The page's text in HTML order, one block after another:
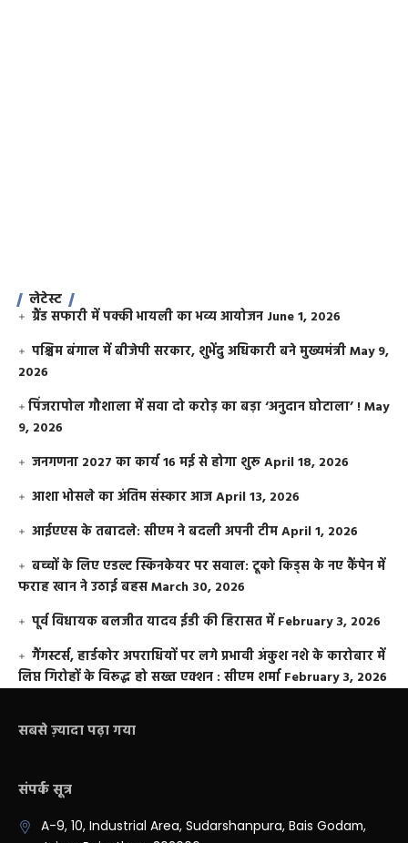
लेटेस्ट
ग्रैंड सफारी में पक्की भायली का भव्य आयोजन June 1, 2026
पश्चिम बंगाल में बीजेपी सरकार, शुभेंदु अधिकारी बने मुख्यमंत्रीMay 9,
2026
​पिंजरापोल गौशाला में सवा दो करोड़ का बड़ा ‘अनुदान घोटाला’ !May
9, 2026
जनगणना 2027 का कार्य 16 मई से होगा शुरूApril 18, 2026
आशा भोसले का अंतिम संस्कार आजApril 13, 2026
आईएएस के तबादले: सीएम ने बदली अपनी टीमApril 1, 2026
बच्चों के लिए एडल्ट स्किनकेयर पर सवाल: टूको किड्स के नए कैंपेन में
फराह खान ने उठाई बहसMarch 30, 2026
पूर्व विधायक बलजीत यादव ईडी की हिरासत में February 3, 2026
गैंगस्टर्स, हार्डकोर अपराधियों पर लगे प्रभावी अंकुश नशे के कारोबार में
लिप्त गिरोहों के विरूद्ध हो सख्त एक्शन : सीएम शर्मा February 3, 2026
सबसे ज़्यादा पढ़ा गया
संपर्क सूत्र
A-9, 10, Industrial Area, Sudarshanpura, Bais Godam,